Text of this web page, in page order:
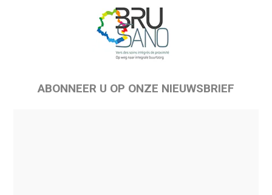
ABONNEER U OP ONZE NIEUWSBRIEF